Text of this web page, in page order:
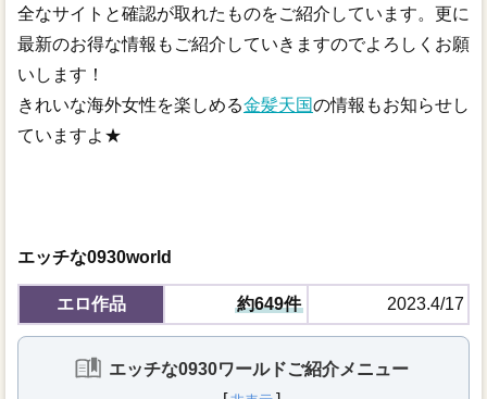
全なサイトと確認が取れたものをご紹介しています。更に
最新のお得な情報もご紹介していきますのでよろしくお願
いします！
きれいな海外女性を楽しめる金髪天国の情報もお知らせし
ていますよ★
エッチな0930world
エロ作品 約649件 2023.4/17
エッチな0930ワールドご紹介メニュー